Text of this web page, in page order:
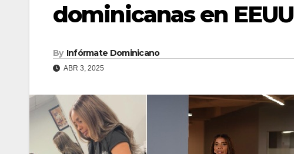
dominicanas en EEUU
By Infórmate Dominicano
ABR 3, 2025